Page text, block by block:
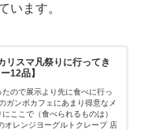
います。
リスマ凡祭りに行ってき
12品】
ので展示より先に食べに行っ
ガンボカフェにあまり得意なメ
ここで（食べられるものは）
オレンジヨーグルトクレープ 店